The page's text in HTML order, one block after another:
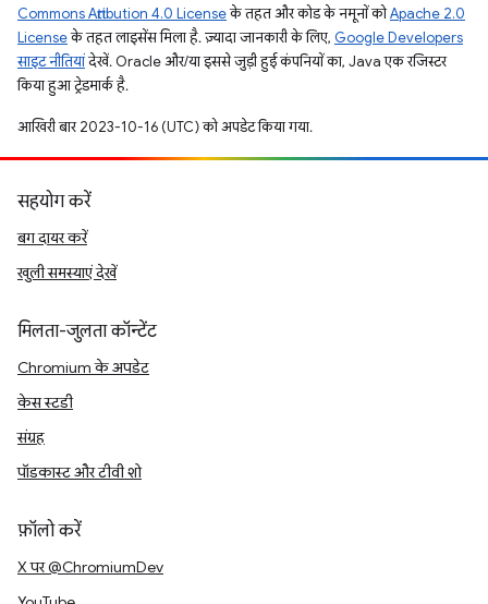
Commons Attribution 4.0 Licenseके तहत और कोड के नमूनों कोApache 2.0
Licenseके तहत लाइसेंस मिला है. ज़्यादा जानकारी के लिए, Google Developers
साइट नीतियांदेखें. Oracle और/या इससे जुड़ी हुई कंपनियों का, Java एक रजिस्टर
किया हुआ ट्रेडमार्क है.
आखिरी बार 2023-10-16 (UTC) को अपडेट किया गया.
सहयोग करें
बग दायर करें
खुली समस्याएं देखें
मिलता-जुलता कॉन्टेंट
Chromium के अपडेट
केस स्टडी
संग्रह
पॉडकास्ट और टीवी शो
फ़ॉलो करें
X पर @ChromiumDev